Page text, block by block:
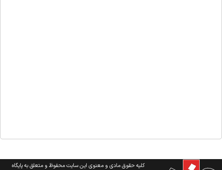
کلیه حقوق مادی و معنوی این سایت محفوظ و متعلق به پایگاه